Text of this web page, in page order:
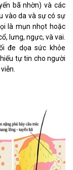
bã nhờn) và các
vào da và sự có sự
là mụn nhọt hoặc
lưng, ngực, và vai.
đe dọa sức khỏe
tự tin cho người